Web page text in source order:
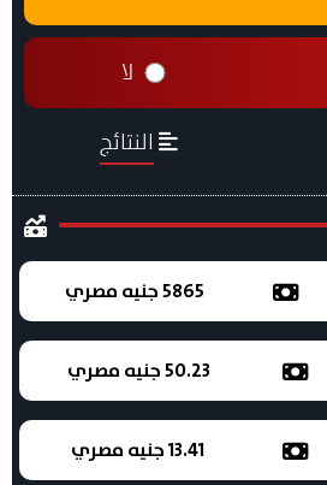
لا
النتائج
5865 جنيه مصري
50.23 جنيه مصري
13.41 جنيه مصري